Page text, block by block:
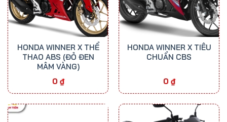
HONDA WINNER X THỂ
THAO ABS (ĐỎ ĐEN
MÂM VÀNG)
0 ₫
HONDA WINNER X TIÊU
CHUẨN CBS
0 ₫